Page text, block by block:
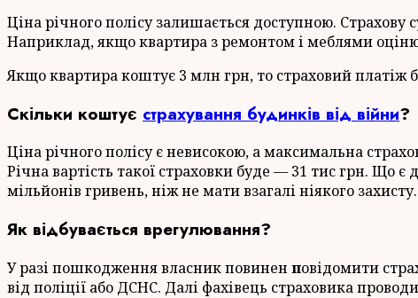
Ціна річного полісу залишається доступною.
Наприклад, якщо квартира з ремонтом і меблями
Якщо квартира коштує 3 млн грн, то страховий платіж
Скільки коштує страхування будинків від війни?
Ціна річного полісу є невисокою, а максимальна
Річна вартість такої страховки буде — 31 тис грн. Що
мільйонів гривень, ніж не мати взагалі ніякого
Як відбувається врегулювання?
У разі пошкодження власник повинен повідомити
від поліції або ДСНС. Далі фахівець страховика